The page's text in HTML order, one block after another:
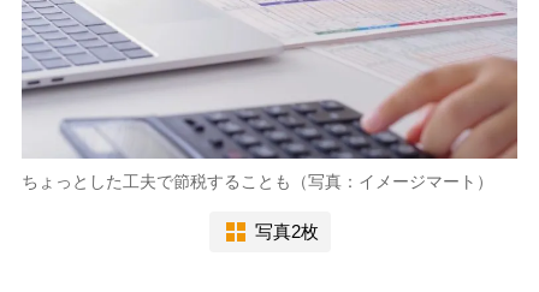
ちょっとした工夫で節税することも（写真：イメージマート）
写真2枚